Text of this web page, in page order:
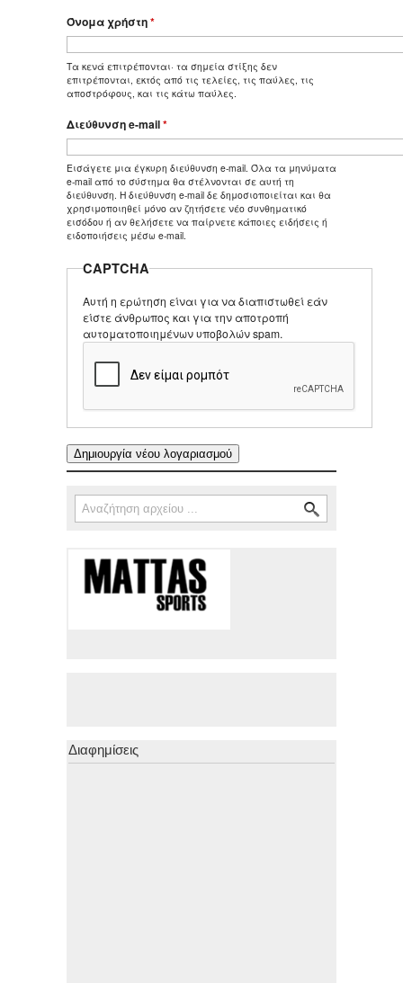
Όνομα χρήστη*
Τα κενά επιτρέπονται· τα σημεία στίξης δεν
επιτρέπονται, εκτός από τις τελείες, τις παύλες, τις
αποστρόφους, και τις κάτω παύλες.
Διεύθυνση e-mail*
Εισάγετε μια έγκυρη διεύθυνση e-mail. Όλα τα μηνύματα
e-mail από το σύστημα θα στέλνονται σε αυτή τη
διεύθυνση. Η διεύθυνση e-mail δε δημοσιοποιείται και θα
χρησιμοποιηθεί μόνο αν ζητήσετε νέο συνθηματικό
εισόδου ή αν θελήσετε να παίρνετε κάποιες ειδήσεις ή
ειδοποιήσεις μέσω e-mail.
CAPTCHA
Αυτή η ερώτηση είναι για να διαπιστωθεί εάν
είστε άνθρωπος και για την αποτροπή
αυτοματοποιημένων υποβολών spam.
Φόρμα αναζήτησης
Αναζήτηση
Διαφημίσεις